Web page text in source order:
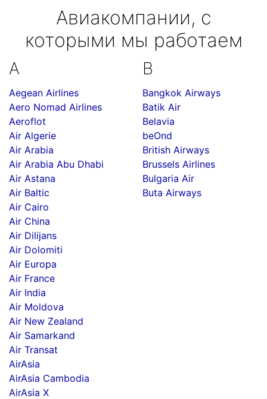
Авиакомпании, с
которыми мы работаем
A
Aegean Airlines
Aero Nomad Airlines
Aeroflot
Air Algerie
Air Arabia
Air Arabia Abu Dhabi
Air Astana
Air Baltic
Air Cairo
Air China
Air Dilijans
Air Dolomiti
Air Europa
Air France
Air India
Air Moldova
Air New Zealand
Air Samarkand
Air Transat
AirAsia
AirAsia Cambodia
AirAsia X
B
Bangkok Airways
Batik Air
Belavia
beOnd
British Airways
Brussels Airlines
Bulgaria Air
Buta Airways